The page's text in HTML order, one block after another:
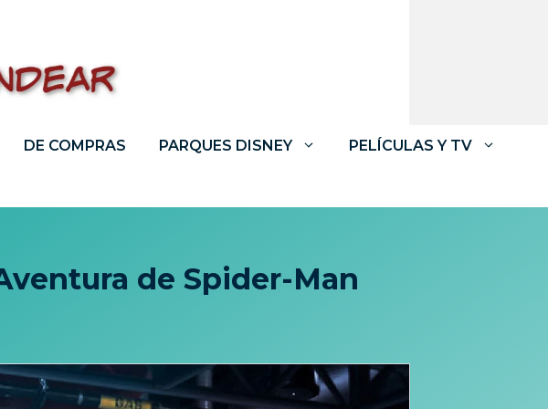
DE COMPRAS PARQUES DISNEY PELÍCULAS Y TV
de Spider-Man